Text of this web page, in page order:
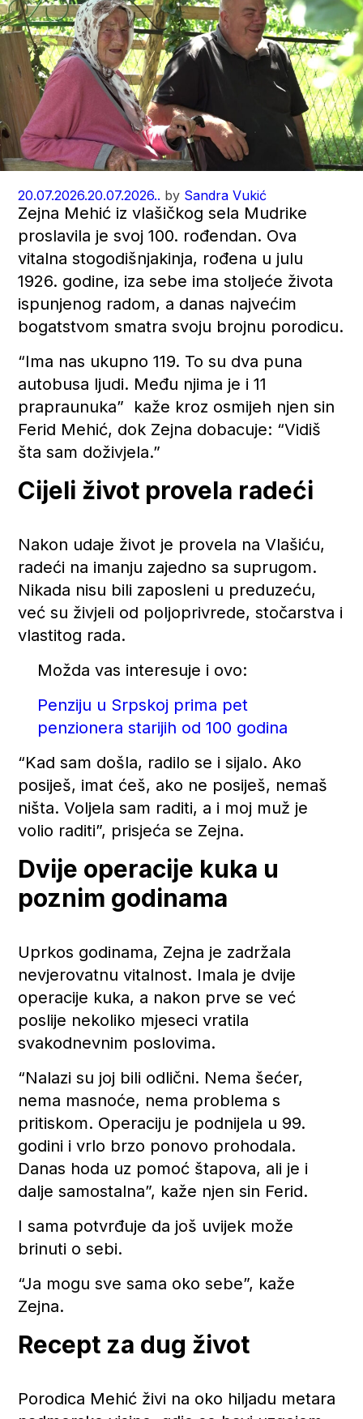
20.07.2026.20.07.2026.. by Sandra Vukić
Zejna Mehić iz vlašičkog sela Mudrike
proslavila je svoj 100. rođendan. Ova
vitalna stogodišnjakinja, rođena u julu
1926. godine, iza sebe ima stoljeće života
ispunjenog radom, a danas najvećim
bogatstvom smatra svoju brojnu porodicu.
“Ima nas ukupno 119. To su dva puna
autobusa ljudi. Među njima je i 11
prapraunuka” kaže kroz osmijeh njen sin
Ferid Mehić, dok Zejna dobacuje: “Vidiš
šta sam doživjela.”
Cijeli život provela radeći
Nakon udaje život je provela na Vlašiću,
radeći na imanju zajedno sa suprugom.
Nikada nisu bili zaposleni u preduzeću,
već su živjeli od poljoprivrede, stočarstva i
vlastitog rada.
Možda vas interesuje i ovo:
Penziju u Srpskoj prima pet
penzionera starijih od 100 godina
“Kad sam došla, radilo se i sijalo. Ako
posiješ, imat ćeš, ako ne posiješ, nemaš
ništa. Voljela sam raditi, a i moj muž je
volio raditi”, prisjeća se Zejna.
Dvije operacije kuka u
poznim godinama
Uprkos godinama, Zejna je zadržala
nevjerovatnu vitalnost. Imala je dvije
operacije kuka, a nakon prve se već
poslije nekoliko mjeseci vratila
svakodnevnim poslovima.
“Nalazi su joj bili odlični. Nema šećer,
nema masnoće, nema problema s
pritiskom. Operaciju je podnijela u 99.
godini i vrlo brzo ponovo prohodala.
Danas hoda uz pomoć štapova, ali je i
dalje samostalna”, kaže njen sin Ferid.
I sama potvrđuje da još uvijek može
brinuti o sebi.
“Ja mogu sve sama oko sebe”, kaže
Zejna.
Recept za dug život
Porodica Mehić živi na oko hiljadu metara